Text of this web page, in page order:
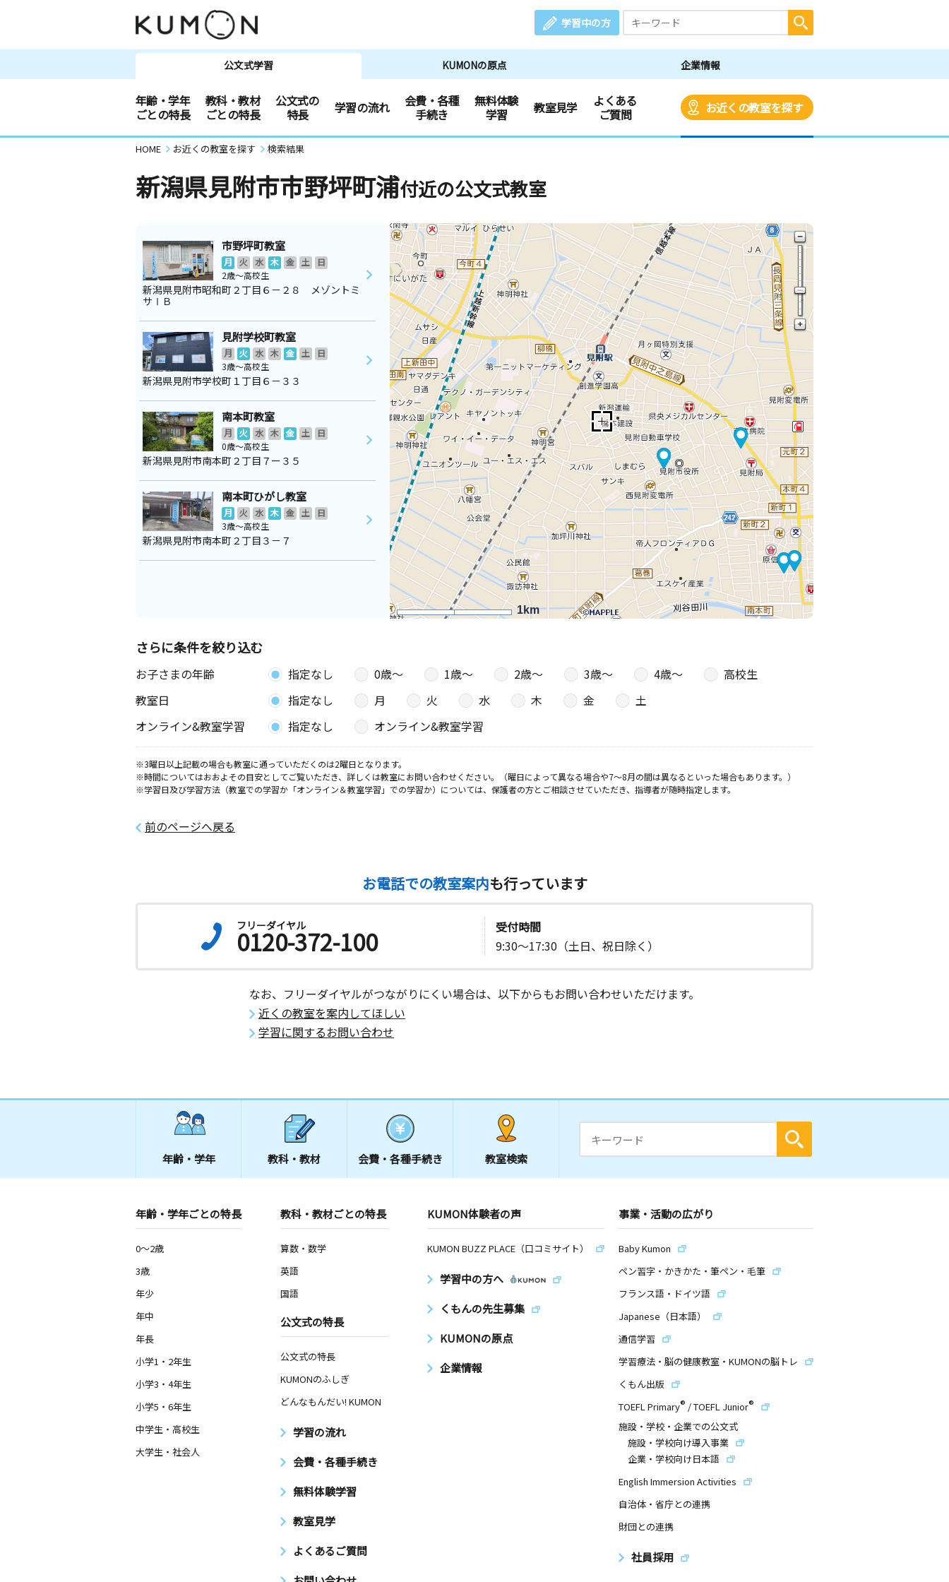
学習中の方
公文式学習 KUMONの原点 企業情報
年齢・学年
ごとの特長
教科・教材
ごとの特長
公文式の
特長
学習の流れ
会費・各種
手続き
無料体験
学習
教室見学
よくある
ご質問
お近くの教室を探す
HOME お近くの教室を探す 検索結果
新潟県見附市市野坪町浦付近の公文式教室
1km
市野坪町教室
月 火 水 木 金 土
日
2歳～高校生
新潟県見附市昭和町２丁目６－２８ メゾントミ
サⅠＢ
見附学校町教室
月 火 水 木 金 土
日
3歳～高校生
新潟県見附市学校町１丁目６－３３
南本町教室
月 火 水 木 金 土
日
0歳～高校生
新潟県見附市南本町２丁目７ー３５
南本町ひがし教室
月 火 水 木 金 土
日
3歳～高校生
新潟県見附市南本町２丁目３－７
さらに条件を絞り込む
お子さまの年齢 指定なし 0歳〜 1歳〜 2歳〜 3歳〜 4歳〜
高校生
教室日
指定なし 月 火 水 木 金
土
オンライン&教室学習
指定なし オンライン&教室学習
※3曜日以上記載の場合も教室に通っていただくのは2曜日となります。
※時間についてはおおよその目安としてご覧いただき、詳しくは教室にお問い合わせください。（曜日によって異なる場合や7～8月の間は異なるといった場合もあります。）
※学習日及び学習方法（教室での学習か「オンライン＆教室学習」での学習か）については、保護者の方とご相談させていただき、指導者が随時指定します。
前のページへ戻る
お電話での教室案内も行っています
フリーダイヤル
0120-372-100
受付時間
9:30～17:30（土日、祝日除く）
なお、フリーダイヤルがつながりにくい場合は、以下からもお問い合わせいただけます。
近くの教室を案内してほしい
学習に関するお問い合わせ
年齢・学年 教科・教材 会費・ 各種手続き 教室検索
年齢・学年ごとの特長
0～2歳
3歳
年少
年中
年長
小学1・2年生
小学3・4年生
小学5・6年生
中学生・高校生
大学生・社会人
教科・教材ごとの特長
算数・数学
英語
国語
公文式の特長
公文式の特長
KUMONのふしぎ
どんなもんだい! KUMON
学習の流れ
会費・各種手続き
無料体験学習
教室見学
よくあるご質問
KUMON体験者の声
KUMON BUZZ PLACE（口コミサイト）
学習中の方へ
くもんの先生募集
KUMONの原点
企業情報
事業・活動の広がり
Baby Kumon
ペン習字・かきかた・筆ペン・毛筆
フランス語・ドイツ語
Japanese（日本語）
通信学習
学習療法・脳の健康教室・KUMONの脳トレ
くもん出版
TOEFL Primary® /TOEFL Junior®
施設・学校・企業での公文式
施設・学校向け導入事業
企業・学校向け日本語
English Immersion Activities
自治体・省庁との連携
財団との連携
社員採用